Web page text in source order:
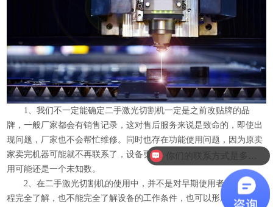
1、我们不一定能确定二手激光切割机一定是之前改贴牌的品
牌，一般厂家都会有销售记录，这对售后服务来说是致命的，即使出
现问题，厂家也不会帮忙维修。同时也存在功能使用问题，因为原卖
家卖完机器可能就不再联系了，设备更多时候需要自己摸索，能否使
用可能还是一个未知数。
2、在二手激光切割机的使用中，并不是对早期使用者的工作流
程完全了解，也不能完全了解设备的工作条件，也可以形成许多隐藏
你们的联系方式是多少？